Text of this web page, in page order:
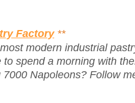
Factory **
modern industrial
to spend a morning with
7000 Napoleons? Follow